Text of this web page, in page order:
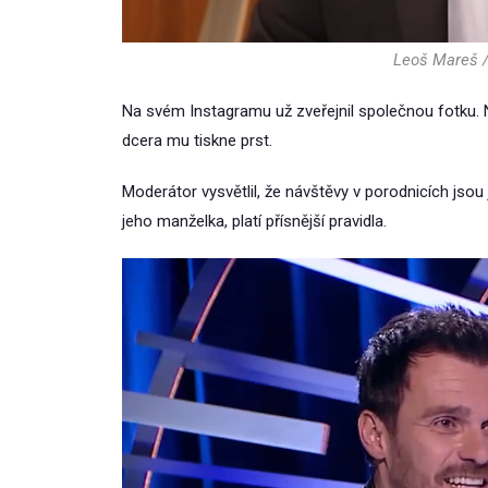
Leoš Mareš
Na svém Instagramu už zveřejnil společnou fotku.
dcera mu tiskne prst.
Moderátor vysvětlil, že návštěvy v porodnicích
jeho manželka, platí přísnější pravidla.